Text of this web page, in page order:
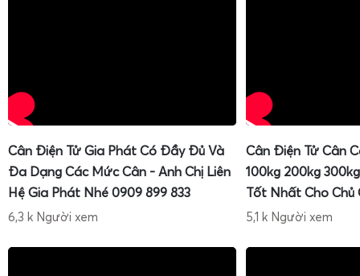
Cân Điện Tử Gia Phát Có Đầy Đủ Và
Đa Dạng Các Mức Cân - Anh Chị Liên
Hệ Gia Phát Nhé 0909 899 833
6,3 k Người xem
Cân Điện Tử Cân
100kg 200kg
Tốt Nhất Cho Chủ
5,1 k Người xem